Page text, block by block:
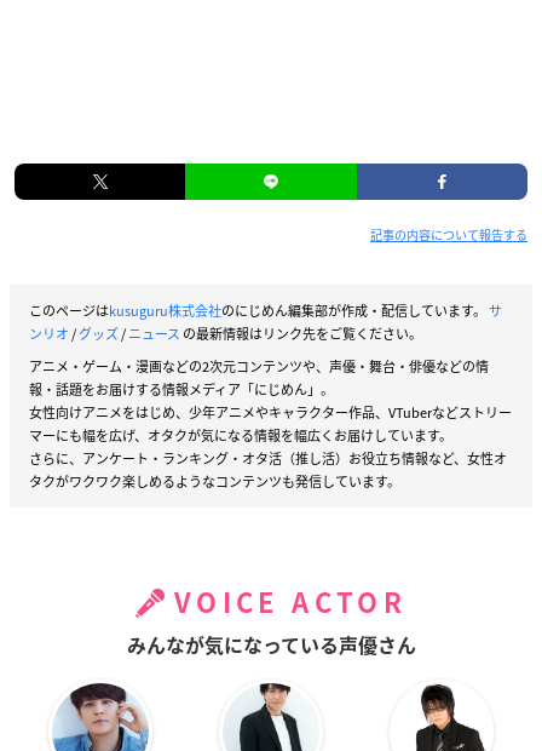
記事の内容について報告する
このページはkusuguru株式会社のにじめん編集部が作成・配信しています。 サ
ンリオ/グッズ/ニュース の最新情報はリンク先をご覧ください。
アニメ・ゲーム・漫画などの2次元コンテンツや、声優・舞台・俳優などの情
報・話題をお届けする情報メディア「にじめん」。
女性向けアニメをはじめ、少年アニメやキャラクター作品、VTuberなどストリー
マーにも幅を広げ、オタクが気になる情報を幅広くお届けしています。
さらに、アンケート・ランキング・オタ活（推し活）お役立ち情報など、女性オ
タクがワクワク楽しめるようなコンテンツも発信しています。
VOICE ACTOR
みんなが気になっている声優さん